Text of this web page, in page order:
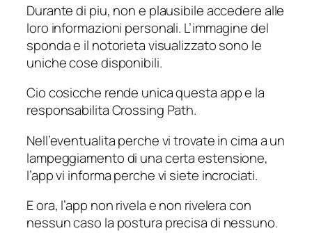
Durante di piu, non e plausibile accedere alle
loro informazioni personali. L’immagine del
sponda e il notorieta visualizzato sono le
uniche cose disponibili.
Cio cosicche rende unica questa app e la
responsabilita Crossing Path.
Nell’eventualita perche vi trovate in cima a un
lampeggiamento di una certa estensione,
l’app vi informa perche vi siete incrociati.
E ora, l’app non rivela e non rivelera con
nessun caso la postura precisa di nessuno.